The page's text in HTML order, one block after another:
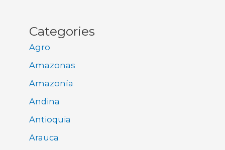
Categories
Agro
Amazonas
Amazonía
Andina
Antioquia
Arauca